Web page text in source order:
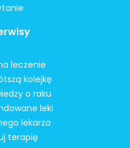
leczenie
kolejkę
o raku
leki
lekarza
terapię